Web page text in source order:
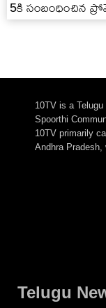
5కి సంబంధించిన
10TV is a
Spoorthi
10TV primarily
Andhra
Telugu